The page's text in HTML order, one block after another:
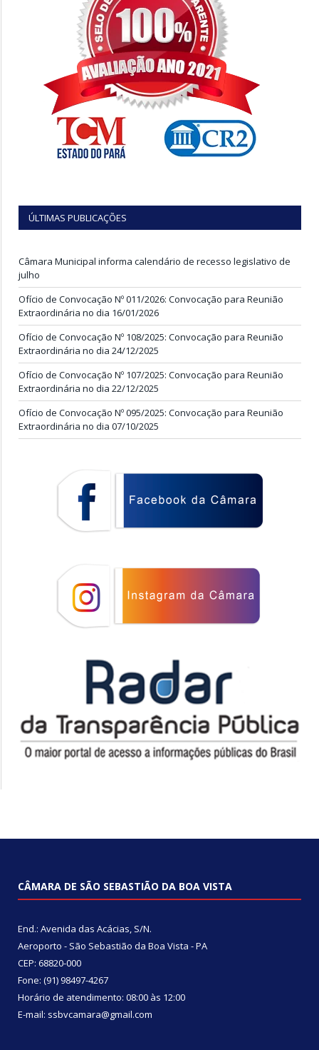
ÚLTIMAS PUBLICAÇÕES
Câmara Municipal informa calendário de recesso legislativo de
julho
Ofício de Convocação Nº 011/2026: Convocação para Reunião
Extraordinária no dia 16/01/2026
Ofício de Convocação Nº 108/2025: Convocação para Reunião
Extraordinária no dia 24/12/2025
Ofício de Convocação Nº 107/2025: Convocação para Reunião
Extraordinária no dia 22/12/2025
Ofício de Convocação Nº 095/2025: Convocação para Reunião
Extraordinária no dia 07/10/2025
CÂMARA DE SÃO SEBASTIÃO DA BOA VISTA
End.: Avenida das Acácias, S/N.
Aeroporto - São Sebastião da Boa Vista - PA
CEP: 68820-000
Fone: (91) 98497-4267
Horário de atendimento: 08:00 às 12:00
E-mail: ssbvcamara@gmail.com